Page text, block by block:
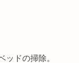
ッドの掃除。